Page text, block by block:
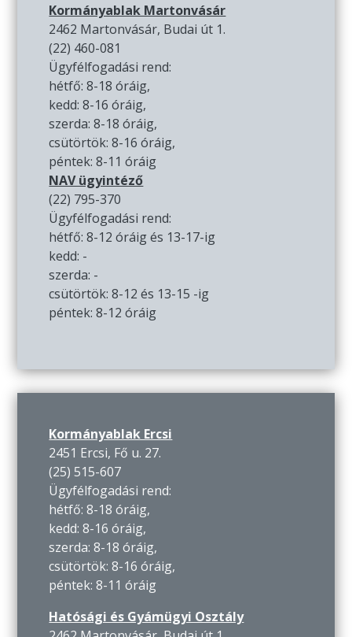
Kormányablak Martonvásár
2462 Martonvásár, Budai út 1.
(22) 460-081
Ügyfélfogadási rend:
hétfő: 8-18 óráig,
kedd: 8-16 óráig,
szerda: 8-18 óráig,
csütörtök: 8-16 óráig,
péntek: 8-11 óráig
NAV ügyintéző
(22) 795-370
Ügyfélfogadási rend:
hétfő: 8-12 óráig és 13-17-ig
kedd: -
szerda: -
csütörtök: 8-12 és 13-15 -ig
péntek: 8-12 óráig
Kormányablak Ercsi
2451 Ercsi, Fő u. 27.
(25) 515-607
Ügyfélfogadási rend:
hétfő: 8-18 óráig,
kedd: 8-16 óráig,
szerda: 8-18 óráig,
csütörtök: 8-16 óráig,
péntek: 8-11 óráig
Hatósági és Gyámügyi Osztály